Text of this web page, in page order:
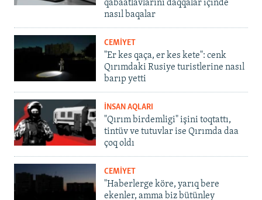
qabaatlavlarını daqqalar içinde
nasıl baqalar
CEMİYET
"Er kes qaça, er kes kete": cenk
Qırımdaki Rusiye turistlerine nasıl
barıp yetti
İNSAN AQLARI
"Qırım birdemligi" işini toqtattı,
tintüv ve tutuvlar ise Qırımda daa
çoq oldı
CEMİYET
"Haberlerge köre, yarıq bere
ekenler, amma biz bütünley